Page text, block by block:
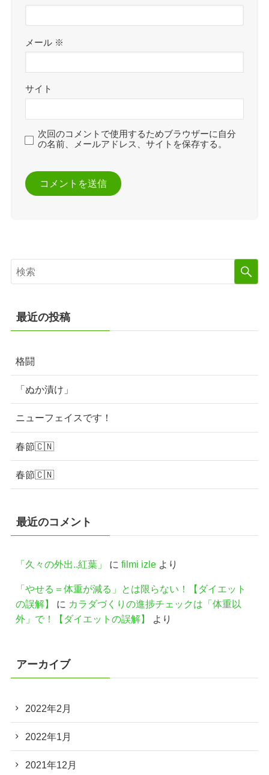
メール ※
サイト
次回のコメントで使用するためブラウザーに自分
の名前、メールアドレス、サイトを保存する。
最近の投稿
格闘
「ぬか漬け」
ニューフェイスです！
春節🇨🇳
春節🇨🇳
最近のコメント
「久々の外出..紅葉」 に filmi izleより
「やせる＝体重が減る」とは限らない！【ダイエット
の誤解】
に カラダづくりの進捗チェックは「体重以
外」で！【ダイエットの誤解】
より
アーカイブ
2022年2月
2022年1月
2021年12月